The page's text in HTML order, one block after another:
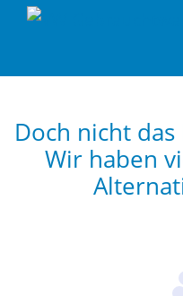
Doch nicht
Wir haben